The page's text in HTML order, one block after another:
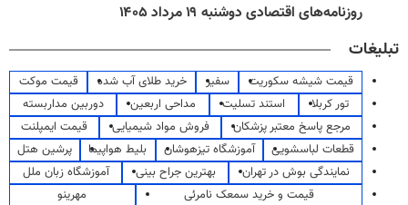
روزنامه‌های اقتصادی دوشنبه ۱۹ مرداد ۱۴۰۵
تبلیغات
قیمت شیشه سکوریت سفیر خرید طلای آب شده
قیمت موکت
تور کربلا
استند تسلیت مداحی اربعین
دوربین مداربسته
مرجع پاسخ معتبر پزشکان
فروش مواد شیمیایی
قیمت ایمپلنت
قطعات لباسشویی
آموزشگاه تیزهوشان بلیط هواپیما
پرشین هتل
نمایندگی بوش در تهران
بهترین جراح بینی
آموزشگاه زبان ملل
قیمت و خرید سمعک نامرئی
مهرینو